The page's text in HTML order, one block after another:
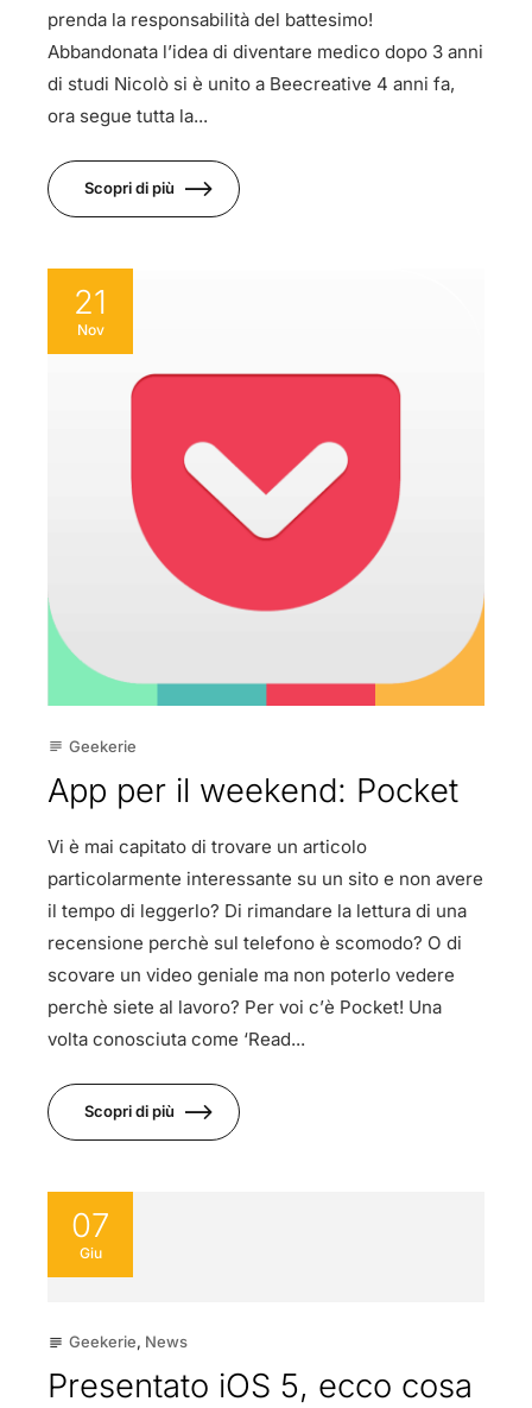
prenda la responsabilità del battesimo!
Abbandonata l’idea di diventare medico dopo 3 anni
di studi Nicolò si è unito a Beecreative 4 anni fa,
ora segue tutta la...
Scopri di più
21
Nov
subject Geekerie
App per il weekend: Pocket
Vi è mai capitato di trovare un articolo
particolarmente interessante su un sito e non avere
il tempo di leggerlo? Di rimandare la lettura di una
recensione perchè sul telefono è scomodo? O di
scovare un video geniale ma non poterlo vedere
perchè siete al lavoro? Per voi c’è Pocket! Una
volta conosciuta come ‘Read...
Scopri di più
07
Giu
subject Geekerie, News
Presentato iOS 5, ecco cosa